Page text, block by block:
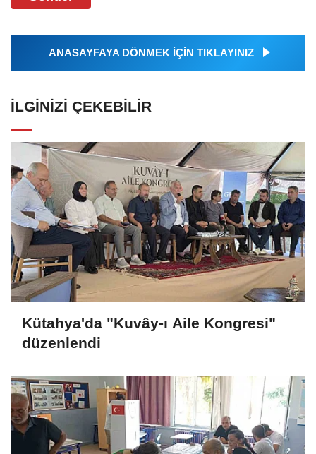
ANASAYFAYA DÖNMEK İÇİN TIKLAYINIZ
İLGINIZI ÇEKEBILIR
Kütahya'da "Kuvây-ı Aile Kongresi"
düzenlendi